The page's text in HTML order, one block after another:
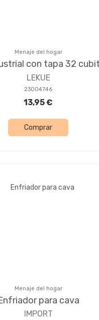
Menaje del hogar
con tapa 32
LEKUE
23004746
13,95 €
Comprar
Menaje del hogar
para cava
IMPORT